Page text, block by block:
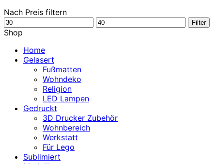
Nach Preis filtern
Min.
Preis
Max.
Filter
Shop
Home
Gelasert
Fußmatten
Wohndeko
Religion
LED Lampen
Gedruckt
3D Drucker Zubehör
Wohnbereich
Werkstatt
Für Lego
Sublimiert